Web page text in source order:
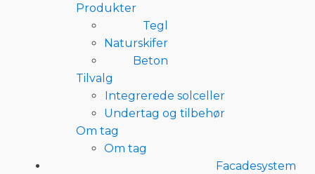
Produkter
Tegl
Naturskifer
Beton
Tilvalg
Integrerede solceller
Undertag og tilbehør
Om tag
Om tag
Facadesystem